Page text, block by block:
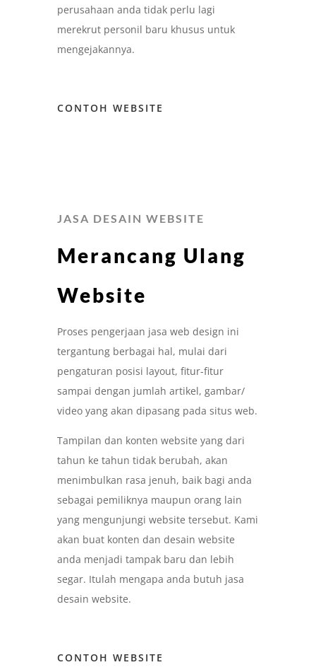
perusahaan anda tidak perlu lagi
merekrut personil baru khusus untuk
mengejakannya.
CONTOH WEBSITE
JASA DESAIN WEBSITE
Merancang Ulang
Website
Proses pengerjaan jasa web design ini
tergantung berbagai hal, mulai dari
pengaturan posisi layout, fitur-fitur
sampai dengan jumlah artikel, gambar/
video yang akan dipasang pada situs web.
Tampilan dan konten website yang dari
tahun ke tahun tidak berubah, akan
menimbulkan rasa jenuh, baik bagi anda
sebagai pemiliknya maupun orang lain
yang mengunjungi website tersebut. Kami
akan buat konten dan desain website
anda menjadi tampak baru dan lebih
segar. Itulah mengapa anda butuh jasa
desain website.
CONTOH WEBSITE